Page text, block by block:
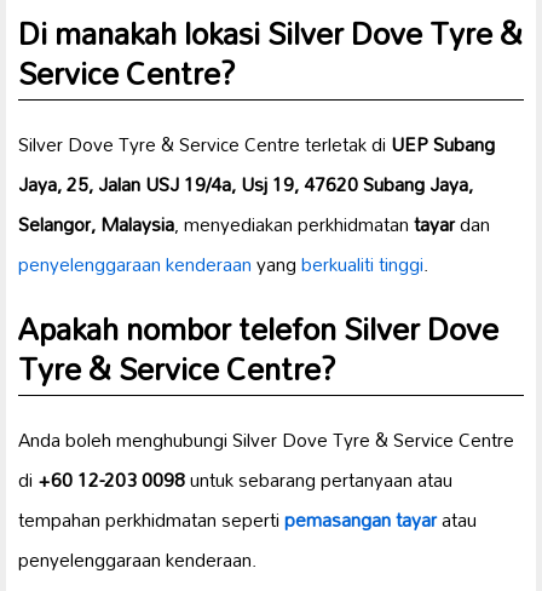
Di manakah lokasi Silver Dove Tyre &
Service Centre?
Silver Dove Tyre & Service Centre terletak diUEP Subang
Jaya, 25, Jalan USJ 19/4a, Usj 19, 47620 Subang Jaya,
Selangor, Malaysia, menyediakan perkhidmatantayardan
penyelenggaraan kenderaanyangberkualiti tinggi.
Apakah nombor telefon Silver Dove
Tyre & Service Centre?
Anda boleh menghubungi Silver Dove Tyre & Service Centre
di+60 12-203 0098untuk sebarang pertanyaan atau
tempahan perkhidmatan sepertipemasangan tayaratau
penyelenggaraan kenderaan.